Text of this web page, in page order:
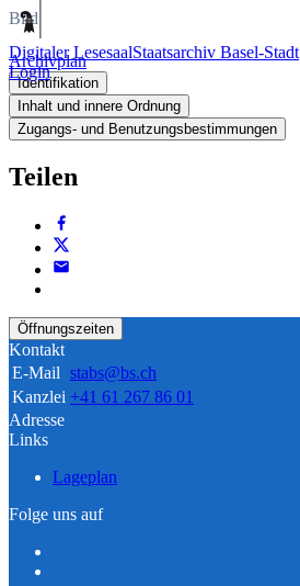
Digitaler LesesaalStaatsarchiv Basel-Stadt
Login
Bild
Archivplan
Identifikation
Inhalt und innere Ordnung
Zugangs- und Benutzungsbestimmungen
Teilen
Öffnungszeiten
Kontakt
E-Mail stabs@bs.ch
Kanzlei +41 61 267 86 01
Adresse
Links
Lageplan
Folge uns auf